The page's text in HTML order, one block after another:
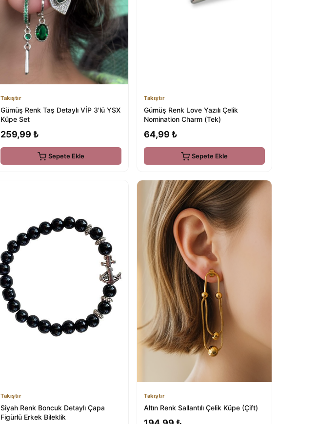
Takıştır
Gümüş Renk Taş Detaylı VİP 3'lü YSX
Küpe Set
259,99 ₺
Sepete Ekle
Takıştır
Gümüş Renk Love Yazılı Çelik
Nomination Charm (Tek)
64,99 ₺
Sepete Ekle
Takıştır
Siyah Renk Boncuk Detaylı Çapa
Figürlü Erkek Bileklik
Takıştır
Altın Renk Sallantılı Çelik Küpe (Çift)